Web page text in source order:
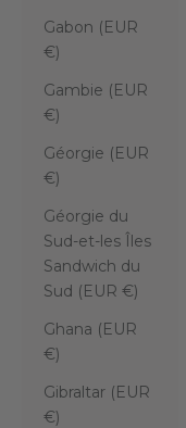
Gabon (EUR
€)
Gambie (EUR
€)
Géorgie (EUR
€)
Géorgie du
Sud-et-les Îles
Sandwich du
Sud (EUR €)
Ghana (EUR
€)
Gibraltar (EUR
€)